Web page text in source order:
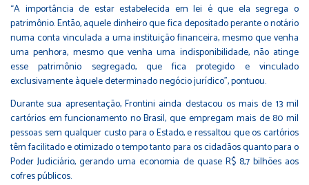
“A importância de estar estabelecida em lei é que ela segrega o
patrimônio. Então, aquele dinheiro que fica depositado perante o notário
numa conta vinculada a uma instituição financeira, mesmo que venha
uma penhora, mesmo que venha uma indisponibilidade, não atinge
esse patrimônio segregado, que fica protegido e vinculado
exclusivamente àquele determinado negócio jurídico”, pontuou.
Durante sua apresentação, Frontini ainda destacou os mais de 13 mil
cartórios em funcionamento no Brasil, que empregam mais de 80 mil
pessoas sem qualquer custo para o Estado, e ressaltou que os cartórios
têm facilitado e otimizado o tempo tanto para os cidadãos quanto para o
Poder Judiciário, gerando uma economia de quase R$ 8,7 bilhões aos
cofres públicos.